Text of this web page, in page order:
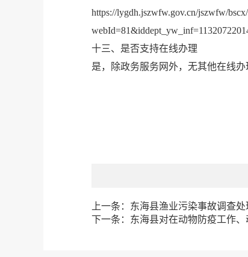
https://lygdh.jszwfw.gov.cn/jszwfw/
十三、是否支持在线办理
是，除政务服务网外，无其他在线办
上一条： 东海县渔业污染事故调查
下一条： 东海县对在动物防疫工作